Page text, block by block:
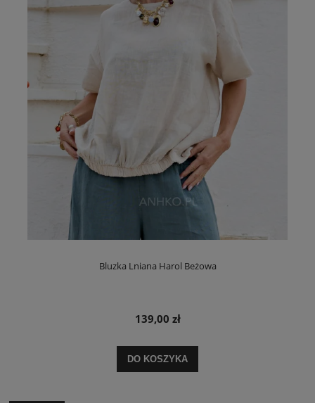
Bluzka Lniana Harol Beżowa
139,00 zł
DO KOSZYKA